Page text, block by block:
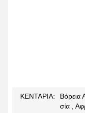
ΚΕΝΤΑΡΙΑ:
Βόρεια
σία ,